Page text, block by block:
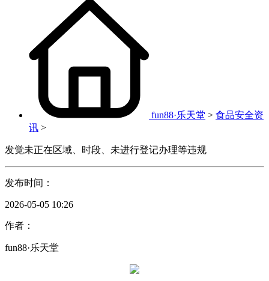
fun88·乐天堂 > 食品安全资
讯 >
发觉未正在区域、时段、未进行登记办理等违规
发布时间：
2026-05-05 10:26
作者：
fun88·乐天堂